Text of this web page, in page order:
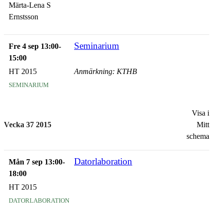
Märta-Lena S
Ernstsson
Fre 4 sep 13:00-
15:00
Seminarium
HT 2015
seminarium
Anmärkning: KTHB
Vecka 37 2015
Visa i
Mitt
schema
Mån 7 sep 13:00-
18:00
Datorlaboration
HT 2015
datorlaboration